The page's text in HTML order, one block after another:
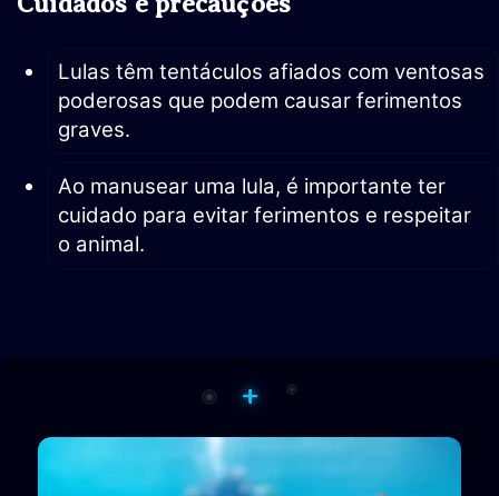
Lulas têm tentáculos afiados com ventosas
poderosas que podem causar ferimentos
graves.
Ao manusear uma lula, é importante ter
cuidado para evitar ferimentos e respeitar
o animal.
+